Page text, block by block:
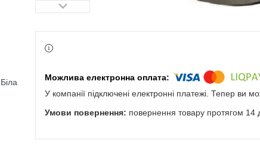
У компанії підключені електронні платежі. Тепер ви
повернення товару протягом 14